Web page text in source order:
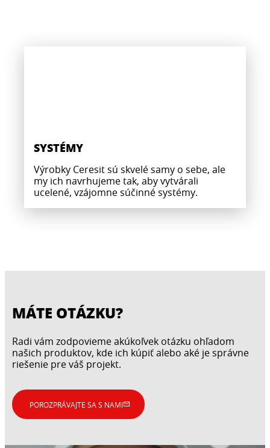
SYSTÉMY
Výrobky Ceresit sú skvelé samy o sebe, ale
my ich navrhujeme tak, aby vytvárali
ucelené, vzájomne súčinné systémy.
MÁTE OTÁZKU?
Radi vám zodpovieme akúkoľvek otázku ohľadom
našich produktov, kde ich kúpiť alebo aké je správne
riešenie pre váš projekt.
POROZPRÁVAJTE SA S NAMI